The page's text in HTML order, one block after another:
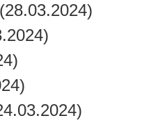
(28.03.2024)